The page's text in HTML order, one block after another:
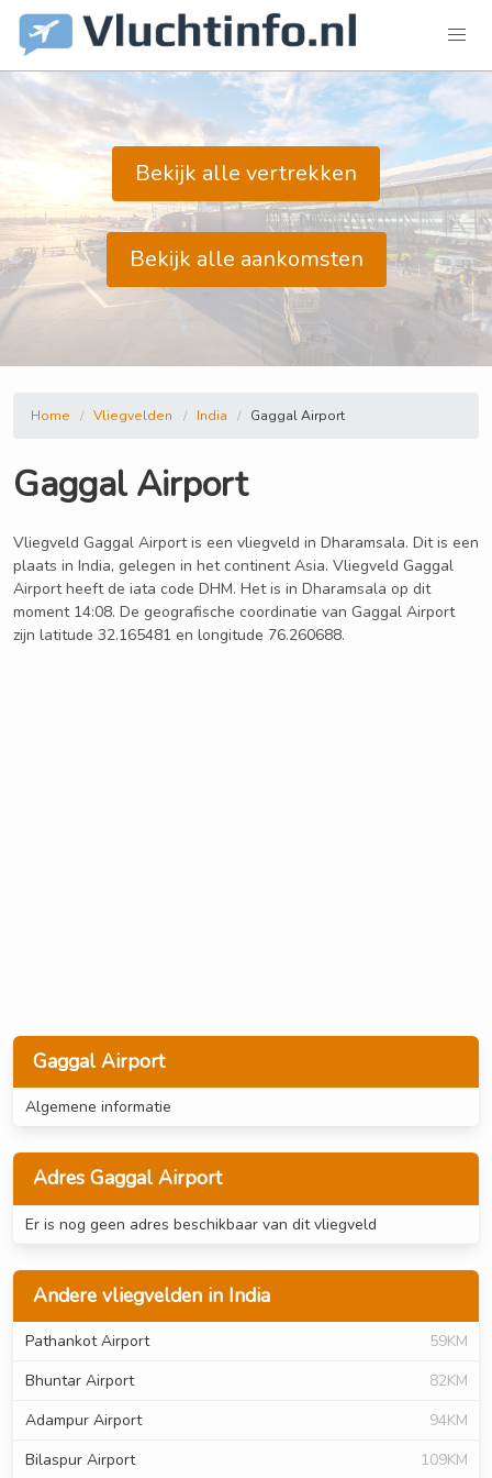
Bekijk alle vertrekken
Bekijk alle aankomsten
Gaggal Airport
Algemene informatie
Adres Gaggal Airport
Er is nog geen adres beschikbaar van dit vliegveld
Andere vliegvelden in India
Pathankot Airport
59KM
Bhuntar Airport
82KM
Adampur Airport
94KM
Bilaspur Airport
109KM
Home Vliegvelden India Gaggal Airport
Gaggal Airport
Vliegveld Gaggal Airport is een vliegveld in Dharamsala. Dit is een
plaats in India, gelegen in het continent Asia. Vliegveld Gaggal
Airport heeft de iata code DHM. Het is in Dharamsala op dit
moment 14:08. De geografische coordinatie van Gaggal Airport
zijn latitude 32.165481 en longitude 76.260688.